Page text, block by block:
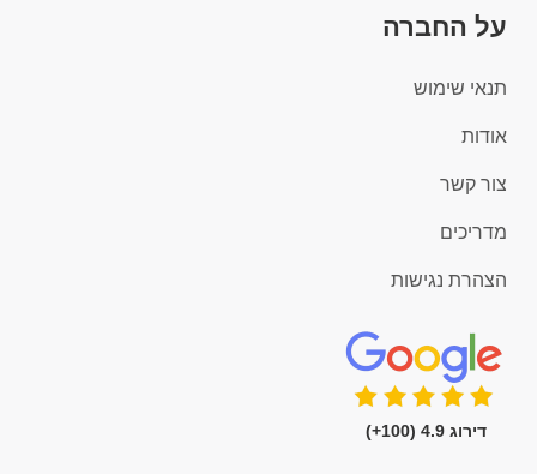
על החברה
תנאי שימוש
אודות
צור קשר
מדריכים
הצהרת נגישות
דירוג 4.9 (100+)